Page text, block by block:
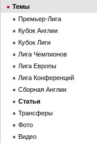
Темы
Премьер-Лига
Кубок Англии
Кубок Лиги
Лига Чемпионов
Лига Европы
Лига Конференций
Сборная Англии
Статьи
Трансферы
Фото
Видео